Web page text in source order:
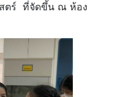
สตร์ ที่จัดขึ้น ณ ห้อง